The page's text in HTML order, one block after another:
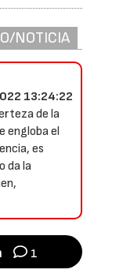
NOTICIA
13:24:22
de la
engloba el
es
da la
1